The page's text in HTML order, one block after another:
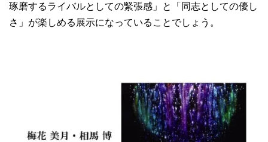
琢磨するライバルとしての緊張感」と「同志としての優し
さ」が楽しめる展示になっていることでしょう。